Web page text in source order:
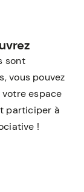
sont
vous pouvez
espace
participer à
!